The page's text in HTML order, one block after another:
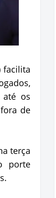
facilita
até os
de
terça
porte